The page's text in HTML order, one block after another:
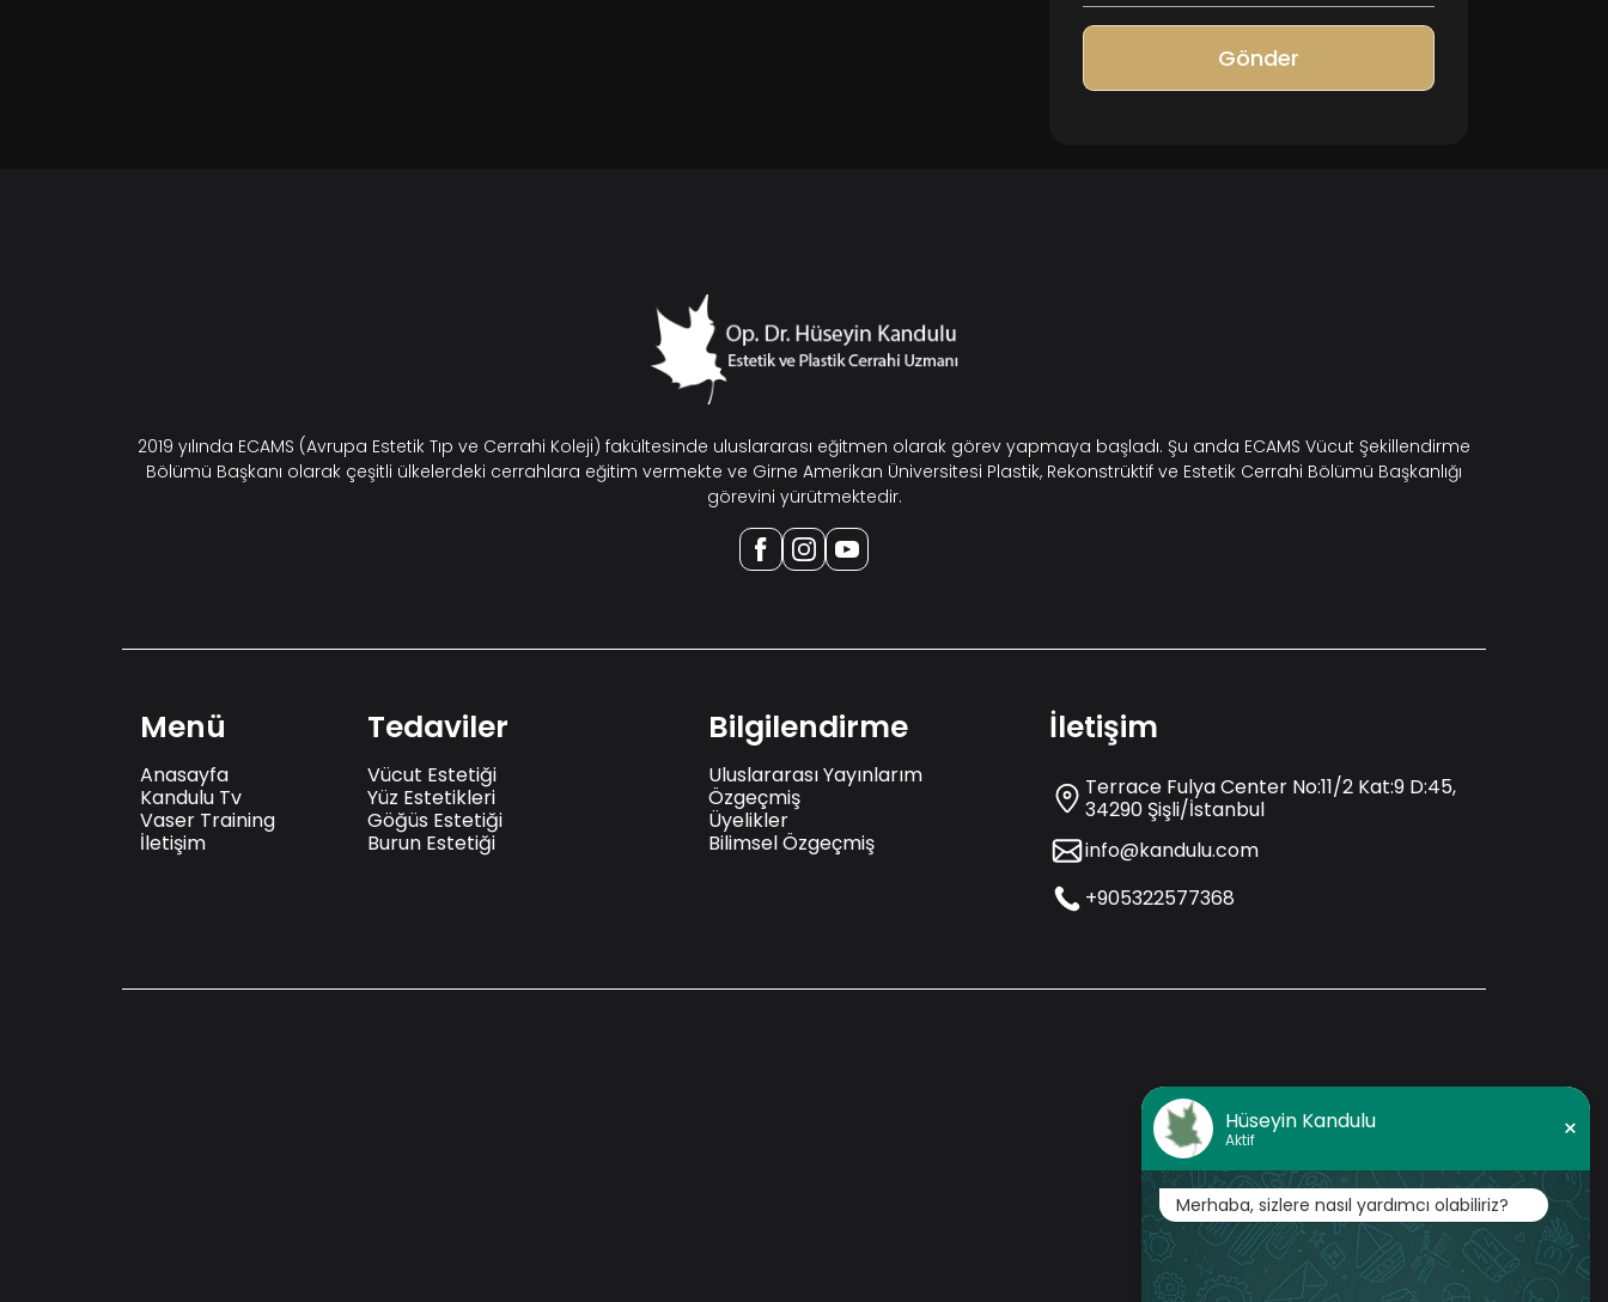
Hüseyin Kandulu
Aktif ×
Merhaba, sizlere nasıl yardımcı olabiliriz?
Gönder
2019 yılında ECAMS (Avrupa Estetik Tıp ve Cerrahi Koleji) fakültesinde uluslararası eğitmen olarak görev yapmaya başladı. Şu anda ECAMS Vücut Şekillendirme
Bölümü Başkanı olarak çeşitli ülkelerdeki cerrahlara eğitim vermekte ve Girne Amerikan Üniversitesi Plastik, Rekonstrüktif ve Estetik Cerrahi Bölümü Başkanlığı
görevini yürütmektedir.
Menü
Anasayfa
Kandulu Tv
Vaser Training
İletişim
Tedaviler
Vücut Estetiği
Yüz Estetikleri
Göğüs Estetiği
Burun Estetiği
Bilgilendirme
Uluslararası Yayınlarım
Özgeçmiş
Üyelikler
Bilimsel Özgeçmiş
İletişim
Terrace Fulya Center No:11/2 Kat:9 D:45,
34290 Şişli/İstanbul
info@kandulu.com
+905322577368